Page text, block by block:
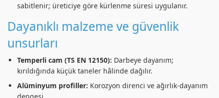
sabitlenir; üreticiye göre kürlenme süresi uygulanır.
Dayanıklı malzeme ve güvenlik
unsurları
Temperli cam (TS EN 12150): Darbeye dayanım;
kırıldığında küçük taneler hâlinde dağılır.
Alüminyum profiller: Korozyon direnci ve ağırlık-dayanım